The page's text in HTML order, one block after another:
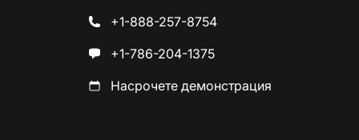
+1-888-257-8754
+1-786-204-1375
Насрочете демонстрация